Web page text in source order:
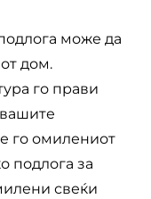
ден
1.490 ден
може да
дом.
го прави
го омилениот
подлога за
свеќи